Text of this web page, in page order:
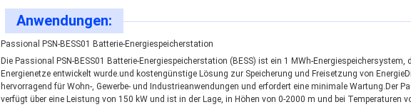
Anwendungen:
Passional PSN-BESS01 Batterie-Energiespeicherstation
Die Passional PSN-BESS01 Batterie-Energiespeicherstation (BESS) ist ein 1 MWh-
Energienetze entwickelt wurde.und kostengünstige Lösung zur Speicherung und Freisetzung von
hervorragend für Wohn-, Gewerbe- und Industrieanwendungen und erfordert eine minimale Wartung.Der
verfügt über eine Leistung von 150 kW und ist in der Lage, in Höhen von 0-2000 m und bei Temperaturen